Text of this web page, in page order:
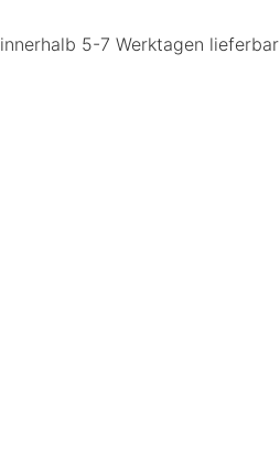
innerhalb 5-7 Werktagen lieferbar